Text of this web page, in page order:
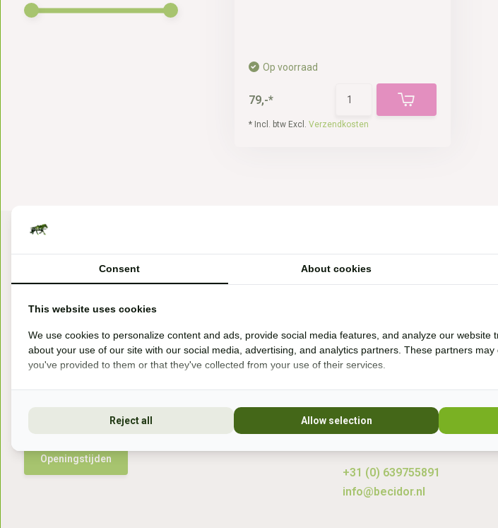
Op voorraad
79,-*
* Incl. btw Excl. Verzendkosten
Bezoek onze winkel
Handelsweg 6a
7041gx 's-Heerenberg
aan de Duitse grens, aan de A12/A3
Openingstijden
Vragen?
Ik ben het best te bereiken via
Ik help je graag. Ik probeer veel
10 jaar ijzerloos en wonen in een
paradise. Sinds 20
+31 (0) 639755891
info@becidor.nl
Consent About cookies
This website uses cookies
We use cookies to personalize content and ads, provide social media features, and analyze our website
about your use of our site with our social media, advertising, and analytics partners. These partners
you've provided to them or that they've collected from your use of their services.
Reject all Allow selection